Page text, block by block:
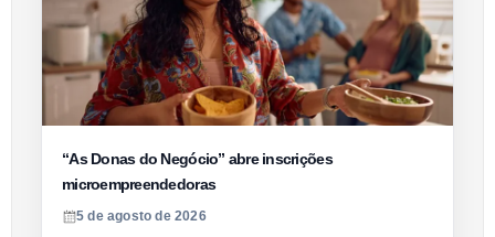
“As Donas do Negócio” abre inscrições
microempreendedoras
5 de agosto de 2026